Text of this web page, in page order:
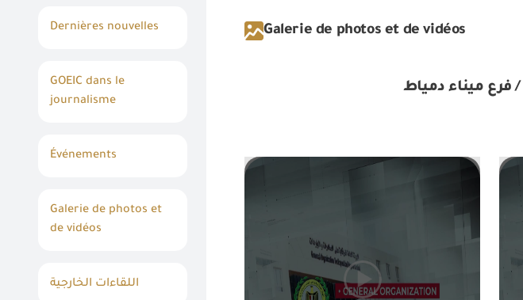
Dernières nouvelles
GOEIC dans le
journalisme
Événements
Galerie de photos et
de vidéos
اللقاءات الخارجية
Galerie de photos et de vidéos
/ فرع ميناء دمياط